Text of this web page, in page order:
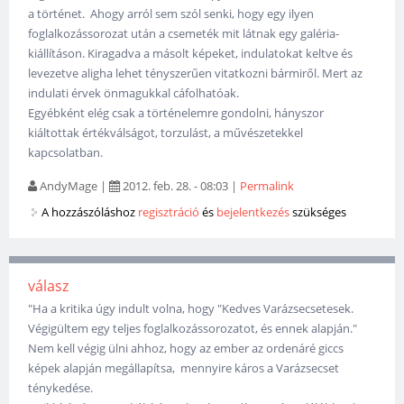
a történet. Ahogy arról sem szól senki, hogy egy ilyen
foglalkozássorozat után a csemeték mit látnak egy galéria-
kiállításon. Kiragadva a másolt képeket, indulatokat keltve és
levezetve aligha lehet tényszerűen vitatkozni bármiről. Mert az
indulati érvek önmagukkal cáfolhatóak.
Egyébként elég csak a történelemre gondolni, hányszor
kiáltottak értékválságot, torzulást, a művészetekkel
kapcsolatban.
AndyMage | 2012. feb. 28. - 08:03 | Permalink
A hozzászóláshoz regisztráció és bejelentkezésszükséges
válasz
"Ha a kritika úgy indult volna, hogy "Kedves Varázsecsetesek.
Végigültem egy teljes foglalkozássorozatot, és ennek alapján."
Nem kell végig ülni ahhoz, hogy az ember az ordenáré giccs
képek alapján megállapítsa, mennyire káros a Varázsecset
ténykedése.